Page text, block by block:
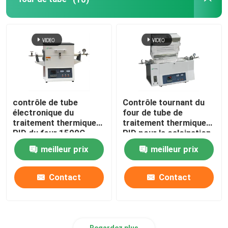
four de chariot
four à réduction d'hydrogène
four de vide
four à foyer de rouleau
contrôle de tube
électronique du
traitement thermique
PID du four 1500C
meilleur prix
Contact
Contrôle tournant du
four de tube de
traitement thermique
PID pour la calcination
et le séchage de
laboratoiremeilleur prix
Contact